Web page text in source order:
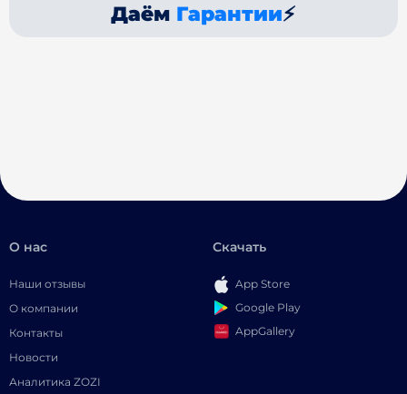
Даём Гарантии⚡
О нас
Наши отзывы
О компании
Контакты
Новости
Аналитика ZOZI
Скачать
App Store
Google Play
AppGallery